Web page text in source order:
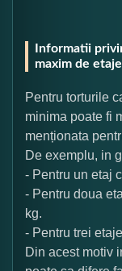
Informatii
maxim de etaje
Pentru torturile
minima poate fi
menționata
De exemplu, in
- Pentru un etaj
- Pentru doua
kg.
- Pentru trei
Din acest motiv